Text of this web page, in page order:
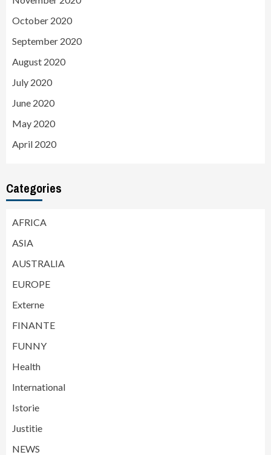
October 2020
September 2020
August 2020
July 2020
June 2020
May 2020
April 2020
Categories
AFRICA
ASIA
AUSTRALIA
EUROPE
Externe
FINANTE
FUNNY
Health
International
Istorie
Justitie
NEWS